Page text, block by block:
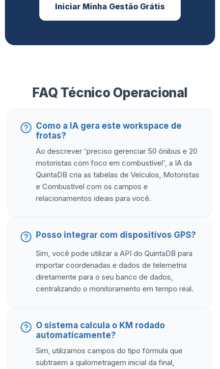
Iniciar Minha Gestão Grátis
FAQ Técnico Operacional
Como a IA gera este workspace de
frotas?
Ao descrever 'preciso gerenciar 50 ônibus e 20
motoristas com foco em combustível', a IA da
QuintaDB cria as tabelas de Veículos, Motoristas
e Combustível com os campos e
relacionamentos ideais para você.
Posso integrar com dispositivos GPS?
Sim, você pode utilizar a API do QuintaDB para
importar coordenadas e dados de telemetria
diretamente para o seu banco de dados,
centralizando o monitoramento em tempo real.
O sistema calcula o KM rodado
automaticamente?
Sim, utilizamos campos do tipo fórmula que
subtraem a quilometragem inicial da final,